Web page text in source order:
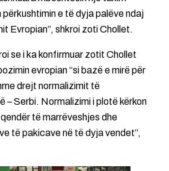
e të dyja palëve ndaj
Evropian”, shkroi zoti Chollet.
se i ka konfirmuar zotit Chollet
evropian “si bazë e mirë për
drejt normalizimit të
– Serbi. Normalizimi i plotë kërkon
të marrëveshjes dhe
të pakicave në të dyja vendet”,